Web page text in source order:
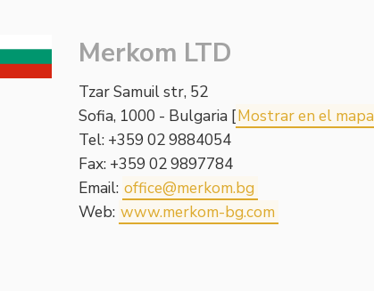
Merkom LTD
Tzar Samuil str, 52
Sofia, 1000 - Bulgaria [Mostrar en el mapa
Tel: +359 02 9884054
Fax: +359 02 9897784
Email: office@merkom.bg
Web: www.merkom-bg.com